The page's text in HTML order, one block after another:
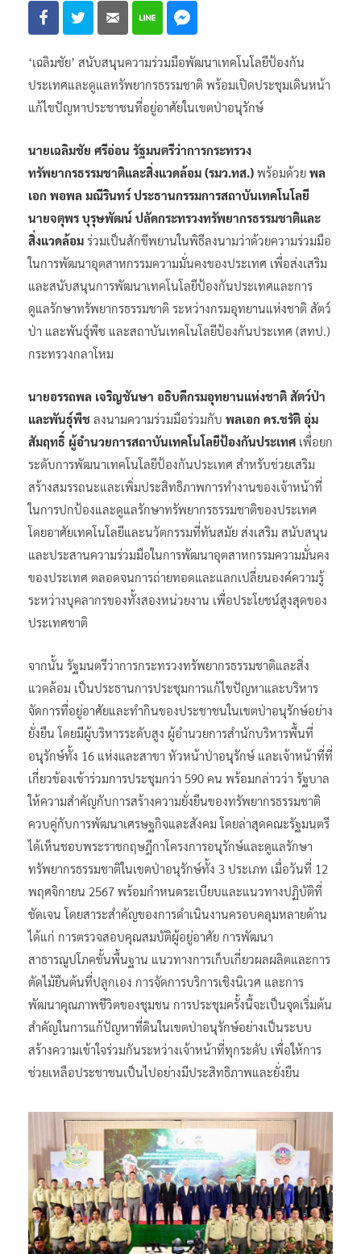
‘เฉลิมชัย’ สนับสนุนความร่วมมือพัฒนาเทคโนโลยีป้องกัน
ประเทศและดูแลทรัพยากรธรรมชาติ พร้อมเปิดประชุมเดินหน้า
แก้ไขปัญหาประชาชนที่อยู่อาศัยในเขตป่าอนุรักษ์
นายเฉลิมชัย ศรีอ่อน รัฐมนตรีว่าการกระทรวง
ทรัพยากรธรรมชาติและสิ่งแวดล้อม (รมว.ทส.) พร้อมด้วย พล
เอก พอพล มณีรินทร์ ประธานกรรมการสถาบันเทคโนโลยี
นายจตุพร บุรุษพัฒน์ ปลัดกระทรวงทรัพยากรธรรมชาติและ
สิ่งแวดล้อม ร่วมเป็นสักขีพยานในพิธีลงนามว่าด้วยความร่วมมือ
ในการพัฒนาอุตสาหกรรมความมั่นคงของประเทศ เพื่อส่งเสริม
และสนับสนุนการพัฒนาเทคโนโลยีป้องกันประเทศและการ
ดูแลรักษาทรัพยากรธรรมชาติ ระหว่างกรมอุทยานแห่งชาติ สัตว์
ป่า และพันธุ์พืช และสถาบันเทคโนโลยีป้องกันประเทศ (สทป.)
กระทรวงกลาโหม
นายอรรถพล เจริญชันษา อธิบดีกรมอุทยานแห่งชาติ สัตว์ป่า
และพันธุ์พืช ลงนามความร่วมมือร่วมกับ พลเอก ดร.ชรัติ อุ่ม
สัมฤทธิ์ ผู้อำนวยการสถาบันเทคโนโลยีป้องกันประเทศ เพื่อยก
ระดับการพัฒนาเทคโนโลยีป้องกันประเทศ สำหรับช่วยเสริม
สร้างสมรรถนะและเพิ่มประสิทธิภาพการทำงานของเจ้าหน้าที่
ในการปกป้องและดูแลรักษาทรัพยากรธรรมชาติของประเทศ
โดยอาศัยเทคโนโลยีและนวัตกรรมที่ทันสมัย ส่งเสริม สนับสนุน
และประสานความร่วมมือในการพัฒนาอุตสาหกรรมความมั่นคง
ของประเทศ ตลอดจนการถ่ายทอดและแลกเปลี่ยนองค์ความรู้
ระหว่างบุคลากรของทั้งสองหน่วยงาน เพื่อประโยชน์สูงสุดของ
ประเทศชาติ
จากนั้น รัฐมนตรีว่าการกระทรวงทรัพยากรธรรมชาติและสิ่ง
แวดล้อม เป็นประธานการประชุมการแก้ไขปัญหาและบริหาร
จัดการที่อยู่อาศัยและทำกินของประชาชนในเขตป่าอนุรักษ์อย่าง
ยั่งยืน โดยมีผู้บริหารระดับสูง ผู้อำนวยการสำนักบริหารพื้นที่
อนุรักษ์ทั้ง 16 แห่งและสาขา หัวหน้าป่าอนุรักษ์ และเจ้าหน้าที่ที่
เกี่ยวข้องเข้าร่วมการประชุมกว่า 590 คน พร้อมกล่าวว่า รัฐบาล
ให้ความสำคัญกับการสร้างความยั่งยืนของทรัพยากรธรรมชาติ
ควบคู่กับการพัฒนาเศรษฐกิจและสังคม โดยล่าสุดคณะรัฐมนตรี
ได้เห็นชอบพระราชกฤษฎีกาโครงการอนุรักษ์และดูแลรักษา
ทรัพยากรธรรมชาติในเขตป่าอนุรักษ์ทั้ง 3 ประเภท เมื่อวันที่ 12
พฤศจิกายน 2567 พร้อมกำหนดระเบียบและแนวทางปฏิบัติที่
ชัดเจน โดยสาระสำคัญของการดำเนินงานครอบคลุมหลายด้าน
ได้แก่ การตรวจสอบคุณสมบัติผู้อยู่อาศัย การพัฒนา
สาธารณูปโภคขั้นพื้นฐาน แนวทางการเก็บเกี่ยวผลผลิตและการ
ตัดไม้ยืนต้นที่ปลูกเอง การจัดการบริการเชิงนิเวศ และการ
พัฒนาคุณภาพชีวิตของชุมชน การประชุมครั้งนี้จะเป็นจุดเริ่มต้น
สำคัญในการแก้ปัญหาที่ดินในเขตป่าอนุรักษ์อย่างเป็นระบบ
สร้างความเข้าใจร่วมกันระหว่างเจ้าหน้าที่ทุกระดับ เพื่อให้การ
ช่วยเหลือประชาชนเป็นไปอย่างมีประสิทธิภาพและยั่งยืน